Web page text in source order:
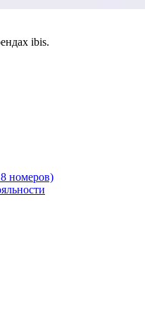
ibis.
номеров)